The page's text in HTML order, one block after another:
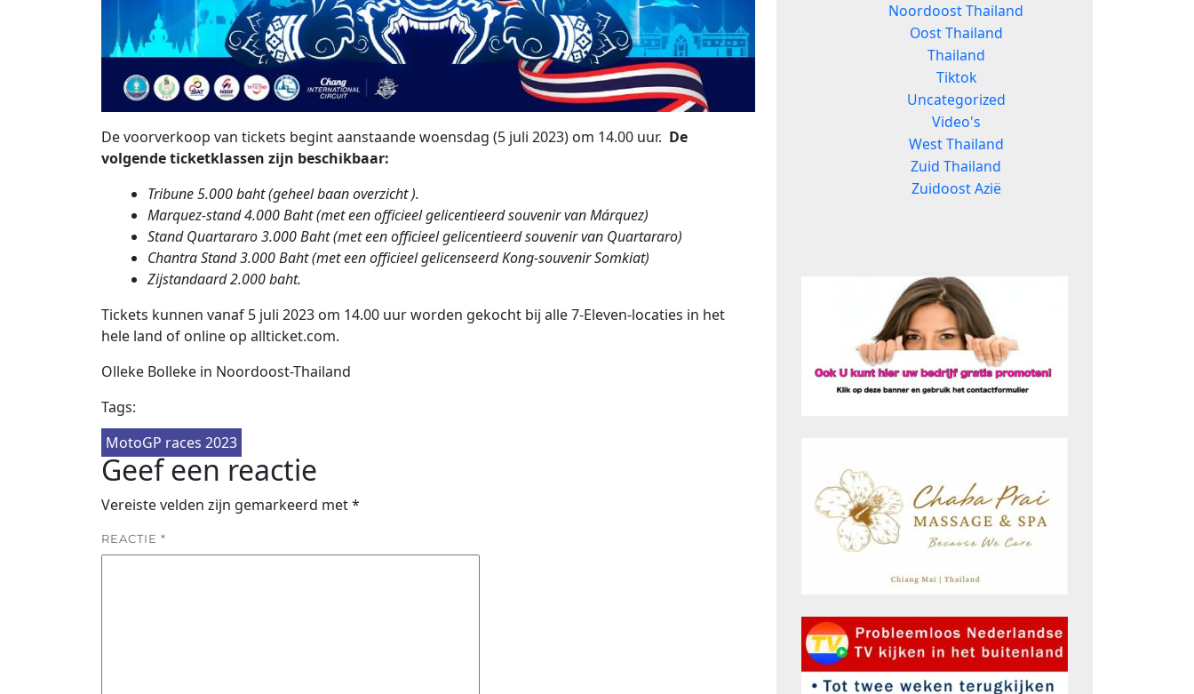
De voorverkoop van tickets begint aanstaande woensdag (5 juli 2023) om 14.00 uur. De
volgende ticketklassen zijn beschikbaar:
Tribune 5.000 baht (geheel baan overzicht ).
Marquez-stand 4.000 Baht (met een officieel gelicentieerd souvenir van Márquez)
Stand Quartararo 3.000 Baht (met een officieel gelicentieerd souvenir van Quartararo)
Chantra Stand 3.000 Baht (met een officieel gelicenseerd Kong-souvenir Somkiat)
Zijstandaard 2.000 baht.
Tickets kunnen vanaf 5 juli 2023 om 14.00 uur worden gekocht bij alle 7-Eleven-locaties in het
hele land of online op allticket.com.
Olleke Bolleke in Noordoost-Thailand
Tags:
MotoGP races 2023
Geef een reactie
Vereiste velden zijn gemarkeerd met*
REACTIE *
Noordoost Thailand
Oost Thailand
Thailand
Tiktok
Uncategorized
Video's
West Thailand
Zuid Thailand
Zuidoost Azië